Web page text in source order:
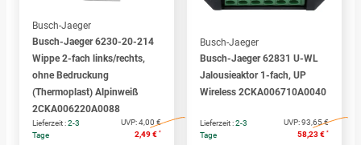
Busch-Jaeger
Busch-Jaeger 6230-20-214
Wippe 2-fach links/rechts,
ohne Bedruckung
(Thermoplast) Alpinweiß
2CKA006220A0088
Lieferzeit :2-3
Tage
UVP:4,00 €
2,49 € *
Busch-Jaeger
Busch-Jaeger 62831 U-WL
Jalousieaktor 1-fach, UP
Wireless 2CKA006710A0040
Lieferzeit :2-3
Tage
UVP:93,65 €
58,23 € *